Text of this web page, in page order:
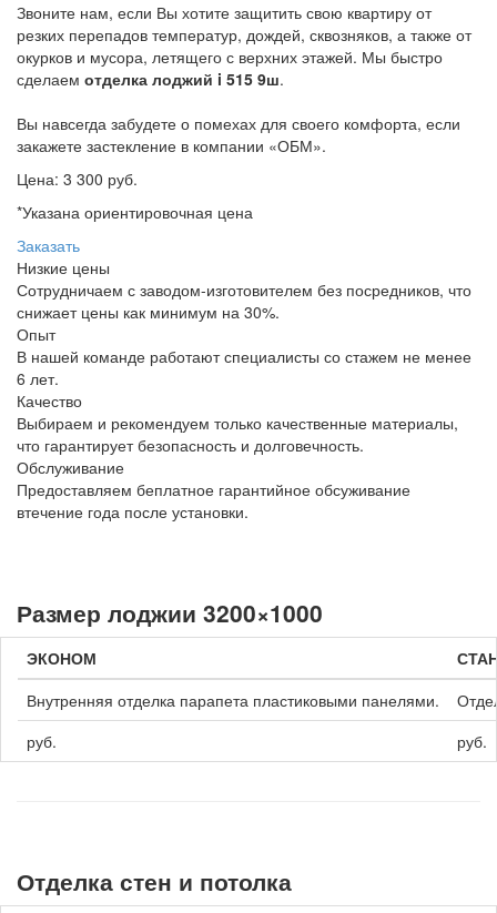
Звоните нам, если Вы хотите защитить свою квартиру от
резких перепадов температур, дождей, сквозняков, а также от
окурков и мусора, летящего с верхних этажей. Мы быстро
сделаем отделка лоджий i 515 9ш.
Вы навсегда забудете о помехах для своего комфорта, если
закажете застекление в компании «ОБМ».
Цена: 3 300 руб.
*Указана ориентировочная цена
Заказать
Низкие цены
Сотрудничаем с заводом-изготовителем без посредников, что
снижает цены как минимум на 30%.
Опыт
В нашей команде работают специалисты со стажем не менее
6 лет.
Качество
Выбираем и рекомендуем только качественные материалы,
что гарантирует безопасность и долговечность.
Обслуживание
Предоставляем беплатное гарантийное обсуживание
втечение года после установки.
Размер лоджии 3200×1000
ЭКОНОМ
Внутренняя отделка парапета пластиковыми панелями.
руб.
руб.
Отделка стен и потолка